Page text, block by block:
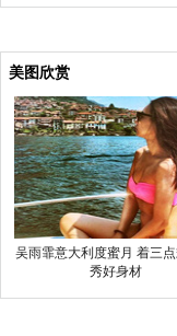
美图欣赏
吴雨霏意大利度蜜月 着三
秀好身材